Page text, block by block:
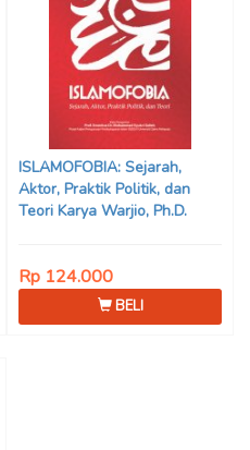
ISLAMOFOBIA: Sejarah,
Aktor, Praktik Politik, dan
Teori Karya Warjio, Ph.D.
Rp 124.000
BELI